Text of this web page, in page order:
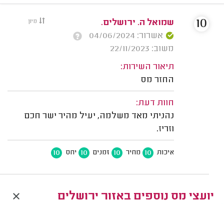
מיון
שמואל ה. ירושלים.
אשרור: 04/06/2024
משוב: 22/11/2023
תיאור השירות:
החזר מס
חוות דעת:
נהניתי מאד משלמה, יעיל מהיר ישר חכם
וזריז.
איכות 10 מחיר 10 זמנים 10 יחס 10
10
יועצי מס נוספים באזור ירושלים